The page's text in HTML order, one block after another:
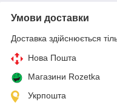
Умови доставки
Доставка здійснюється
Нова Пошта
Магазини Rozetka
Укрпошта